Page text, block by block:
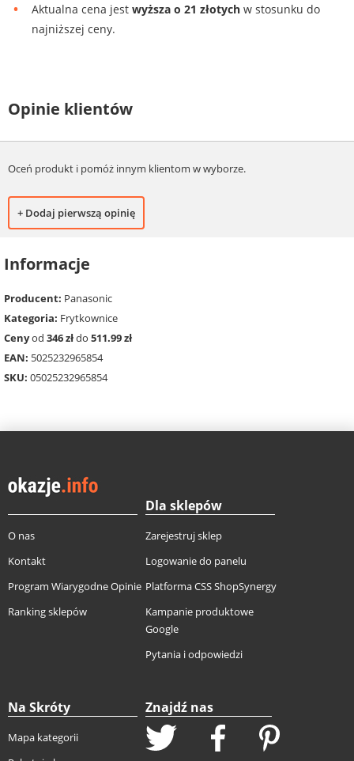
Aktualna cena jest wyższa o 21 złotych w stosunku do
najniższej ceny.
Opinie klientów
Oceń produkt i pomóż innym klientom w wyborze.
+ Dodaj pierwszą opinię
Informacje
Producent: Panasonic
Kategoria: Frytkownice
Cenyod 346 złdo 511.99 zł
EAN: 5025232965854
SKU: 05025232965854
O nas
Kontakt
Program Wiarygodne Opinie
Ranking sklepów
Dla sklepów
Zarejestruj sklep
Logowanie do panelu
Platforma CSS ShopSynergy
Kampanie produktowe
Google
Pytania i odpowiedzi
Na Skróty
Mapa kategorii
Znajdź nas